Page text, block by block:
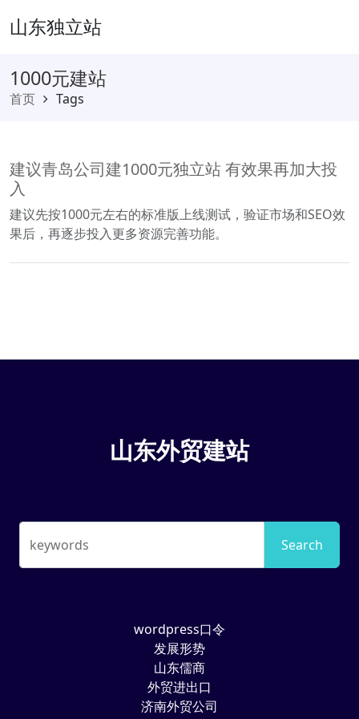
山东独立站
1000元建站
首页 Tags
建议青岛公司建1000元独立站 有效果再加大投
入
建议先按1000元左右的标准版上线测试，验证市场和SEO效
果后，再逐步投入更多资源完善功能。
山东外贸建站
keywords Search
wordpress口令
发展形势
山东儒商
外贸进出口
济南外贸公司